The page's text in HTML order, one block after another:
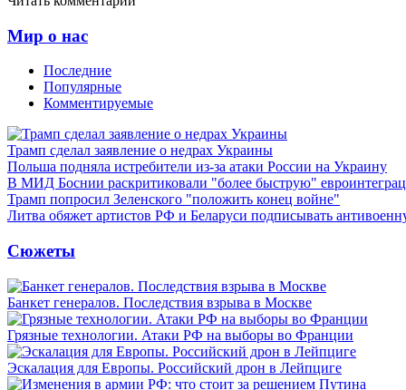
Мир о нас
Последние
Популярные
Комментируемые
Трамп сделал заявление о недрах Украины
Польша подняла истребители из-за атаки России на Украину
В МИД Боснии раскритиковали "более быструю"
Трамп попросил Зеленского "положить конец войне"
Литва обяжет артистов РФ и Беларуси подписывать
Сюжеты
Банкет генералов. Последствия взрыва в Москве
Грязные технологии. Атаки РФ на выборы во Франции
Эскалация для Европы. Российский дрон в Лейпциге